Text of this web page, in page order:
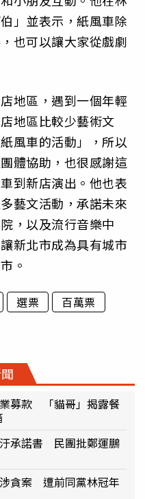
」並表示，紙風車除
也可以讓大家從戲劇
地區，遇到一個年輕
地區比較少藝術文
風車的活動」，所以
體協助，也很感謝這
到新店演出。他也表
藝文活動，承諾未來
，以及流行音樂中
新北市成為具有城市
。
選票
百萬票
募款 「貓哥」揭露餐
承諾書 民團批鄭運鵬
貪案 遭前同黨林冠年